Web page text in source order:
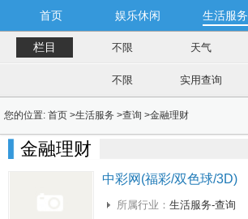
首页 娱乐休闲 生活服务
栏目 不限 天气
不限 实用查询
您的位置: 首页 >生活服务 >查询 >金融理财
金融理财
中彩网(福彩/双色球/3D)
所属行业： 生活服务-查询